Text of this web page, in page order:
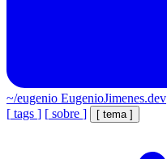
~/eugenio EugenioJimenes.dev
[ tags ] [ sobre ] [ tema ]